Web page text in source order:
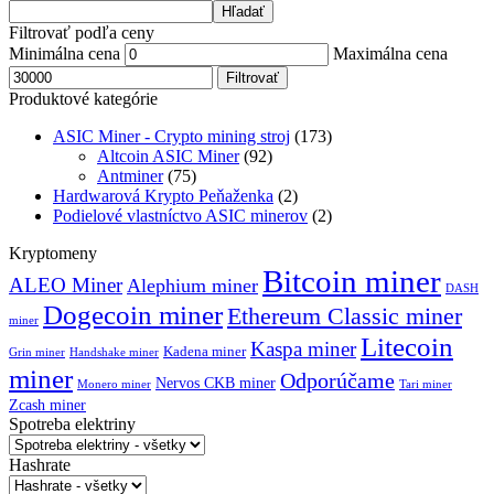
Hľadať
Filtrovať podľa ceny
Minimálna cena
Maximálna cena
Filtrovať
Produktové kategórie
ASIC Miner - Crypto mining stroj (173)
Altcoin ASIC Miner (92)
Antminer (75)
Hardwarová Krypto Peňaženka (2)
Podielové vlastníctvo ASIC minerov (2)
Kryptomeny
ALEO Miner Alephium miner Bitcoin miner DASH
miner Dogecoin minerEthereum Classic miner
Grin miner Handshake miner Kadena miner Kaspa minerLitecoin
miner Monero miner Nervos CKB miner Odporúčame Tari miner
Zcash miner
Spotreba elektriny
Hashrate